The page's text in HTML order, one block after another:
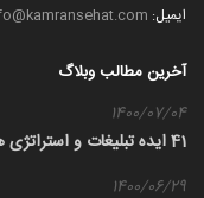
ایمیل:
آخرین مطالب وبلاگ
1400/07/04
41 ایده تبلیغات و استراتژی های بازاریابی سالن زیبایی سال جاری
1400/06/29